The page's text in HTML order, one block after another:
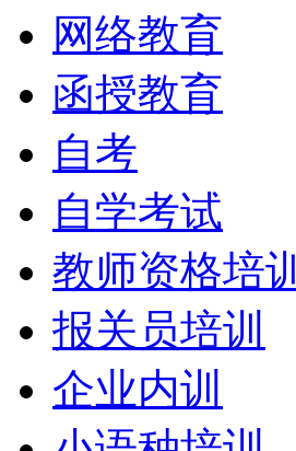
网络教育
函授教育
自考
自学考试
教师资格培训
报关员培训
企业内训